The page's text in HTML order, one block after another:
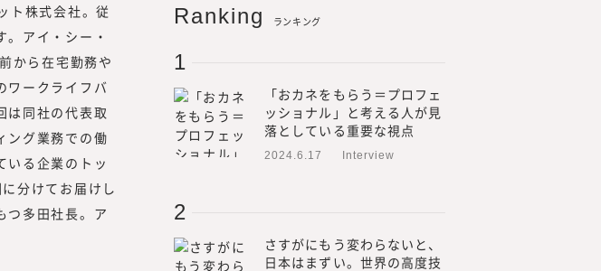
、サステナビリティに関する調査・研究、情報を提
しました。
ークスに登録いただいているプロフェッショナル人
えました。国内最大級のプロフェッショナル人材のた
ォームとして、多くのプロフェッショナル人材の働
のプロフェッショナル人材の採用・活用を見てきた
フラットな目線で「本当に必要とされる情報」を提
と思っております。
される情報」を提供するためには、われわれが欲し
るのではなく、読者の目線で調査・研究をした情報
い働き方を実践したり、新規事業、人的資本経営／リ
ト株式会社。従
アイ・シー・
から在宅勤務や
ワークライフバ
は同社の代表取
ング業務での働
いる企業のトッ
分けてお届けし
つ多田社長。ア
Ranking ランキング
「おカネをもらう＝プロフェ
ッショナル」と考える人が見
落としている重要な視点
2024.6.17 Interview
さすがにもう変わらないと、
日本はまずい。世界の高度技